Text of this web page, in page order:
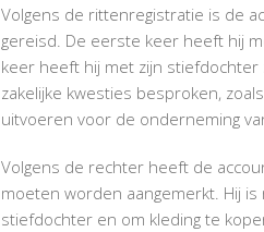
Volgens de rittenregistratie is de
gereisd. De eerste keer heeft hij
keer heeft hij met zijn stiefdochter
zakelijke kwesties besproken,
uitvoeren voor de onderneming
Volgens de rechter heeft de
moeten worden aangemerkt. Hij
stiefdochter en om kleding te